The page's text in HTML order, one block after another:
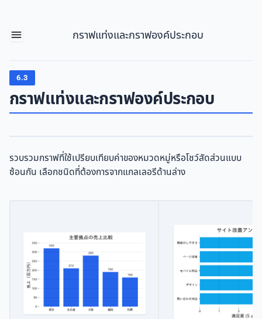
กราฟแท่งและกราฟองค์ประกอบ
6.3
กราฟแท่งและกราฟองค์ประกอบ
รวบรวมกราฟที่ใช้เปรียบเทียบค่าของหมวดหมู่หรือโชว์สัดส่วนแบบ
ซ้อนกัน เลือกชนิดที่ต้องการจากแกลเลอรีด้านล่าง